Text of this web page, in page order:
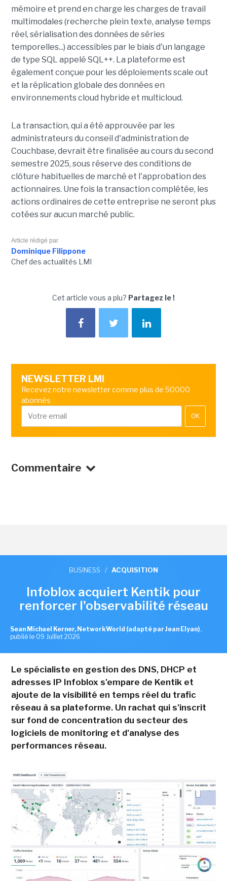
mémoire et prend en charge les charges de travail
multimodales (recherche plein texte, analyse temps
réel, sérialisation des données de séries
temporelles...) accessibles par le biais d'un langage
de type SQL appelé SQL++. La plateforme est
également conçue pour les déploiements scale out
et la réplication globale des données en
environnements cloud hybride et multicloud.
La transaction, qui a été approuvée par les
administrateurs du conseil d'administration de
Couchbase, devrait être finalisée au cours du second
semestre 2025, sous réserve des conditions de
clôture habituelles de marché et l'approbation des
actionnaires. Une fois la transaction complétée, les
actions ordinaires de cette entreprise ne seront plus
cotées sur aucun marché public.
Article rédigé par
Dominique Filippone
Chef des actualités LMI
Cet article vous a plu? Partagez le !
NEWSLETTER LMI
Recevez notre newsletter comme plus de 50000
abonnés
OK
Commentaire
BUSINESS / ACQUISITION
Infoblox acquiert Kentik pour
renforcer l'observabilité réseau
Sean Michael Kerner, NetworkWorld (adapté par Jean Elyan) ,
publié le 09 Juillet 2026
Le spécialiste en gestion des DNS, DHCP et
adresses IP Infoblox s'empare de Kentik et
ajoute de la visibilité en temps réel du trafic
réseau à sa plateforme. Un rachat qui s'inscrit
sur fond de concentration du secteur des
logiciels de monitoring et d'analyse des
performances réseau.